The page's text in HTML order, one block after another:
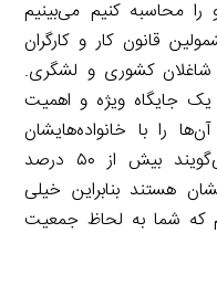
محاسبه کنیم می‌بینیم
قانون کار و کارگران
کشوری و لشگری.
یک جایگاه ویژه و اهمیت
را با خانواده‌هایشان
محاسبه کنیم برآوردهای آماری می‌گویند بیش از ۵۰ درصد
هستند بنابراین خیلی
که شما به لحاظ جمعیت